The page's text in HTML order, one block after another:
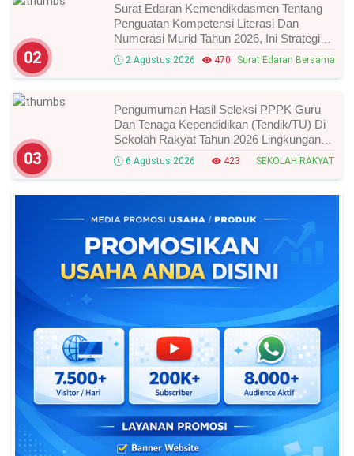
02
Surat Edaran Kemendikdasmen Tentang
Penguatan Kompetensi Literasi Dan
Numerasi Murid Tahun 2026, Ini Strategi
Dan Alurnya
2 Agustus 2026 470 Surat Edaran Bersama
03
Pengumuman Hasil Seleksi PPPK Guru
Dan Tenaga Kependidikan (Tendik/TU) Di
Sekolah Rakyat Tahun 2026 Lingkungan
Kementerian Sosial RI, Ini Daftar Nama
Peserta Yang Lolos!
6 Agustus 2026 423 SEKOLAH RAKYAT